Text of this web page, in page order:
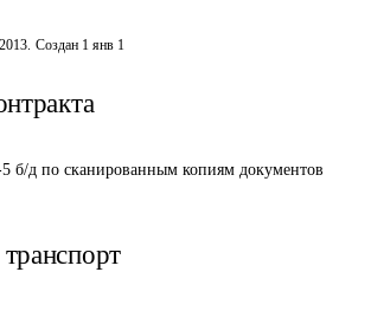
. Создан 1 янв 1
б/д по сканированным копиям документов